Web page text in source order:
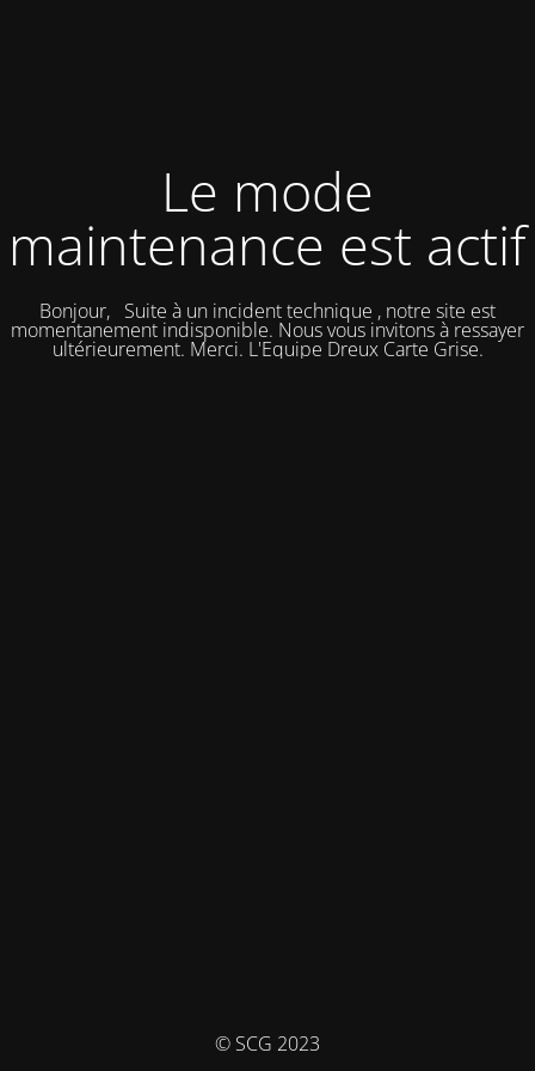
Le mode
maintenance est actif
Bonjour, Suite à un incident technique , notre site est
momentanement indisponible. Nous vous invitons à ressayer
ultérieurement. Merci. L'Equipe Dreux Carte Grise.
© SCG 2023